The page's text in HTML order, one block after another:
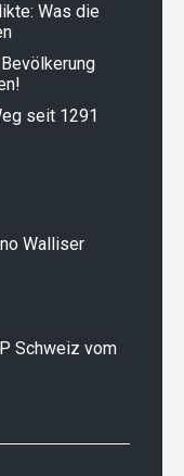
Was die
seit 1291
Walliser
Schweiz vom